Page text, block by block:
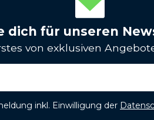
dich für unseren
von exklusiven
inkl. Einwilligung der